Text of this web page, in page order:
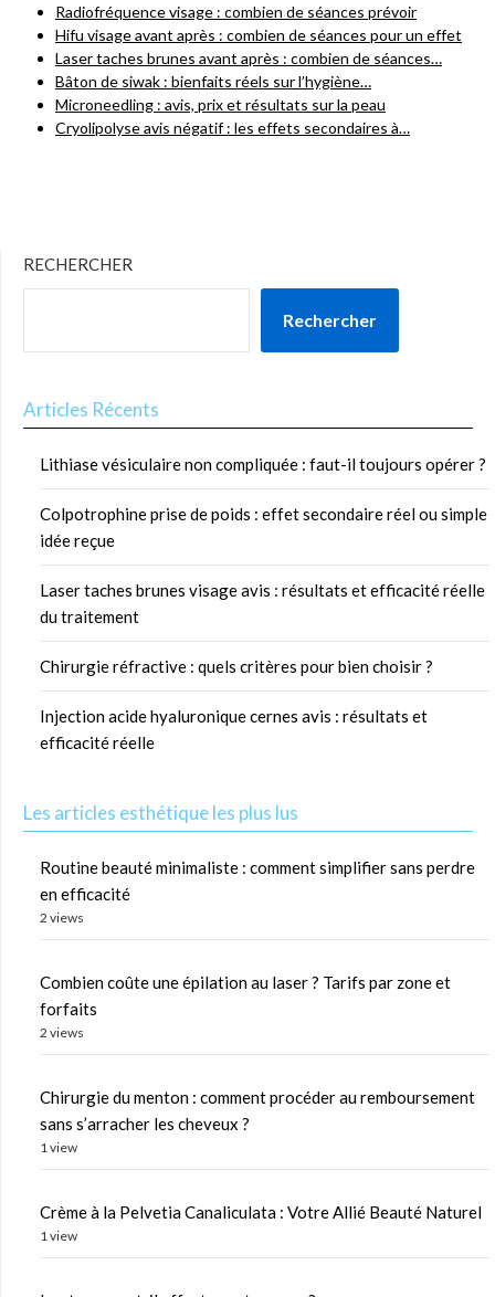
Radiofréquence visage : combien de séances prévoir
Hifu visage avant après : combien de séances pour un effet
Laser taches brunes avant après : combien de séances…
Bâton de siwak : bienfaits réels sur l’hygiène…
Microneedling : avis, prix et résultats sur la peau
Cryolipolyse avis négatif : les effets secondaires à…
RECHERCHER
Rechercher
Articles Récents
Lithiase vésiculaire non compliquée : faut-il toujours opérer ?
Colpotrophine prise de poids : effet secondaire réel ou simple
idée reçue
Laser taches brunes visage avis : résultats et efficacité réelle
du traitement
Chirurgie réfractive : quels critères pour bien choisir ?
Injection acide hyaluronique cernes avis : résultats et
efficacité réelle
Les articles esthétique les plus lus
Routine beauté minimaliste : comment simplifier sans perdre
en efficacité
2 views
Combien coûte une épilation au laser ? Tarifs par zone et
forfaits
2 views
Chirurgie du menton : comment procéder au remboursement
sans s’arracher les cheveux ?
1 view
Crème à la Pelvetia Canaliculata : Votre Allié Beauté Naturel
1 view